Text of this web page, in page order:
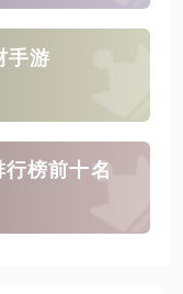
手游
榜前十名